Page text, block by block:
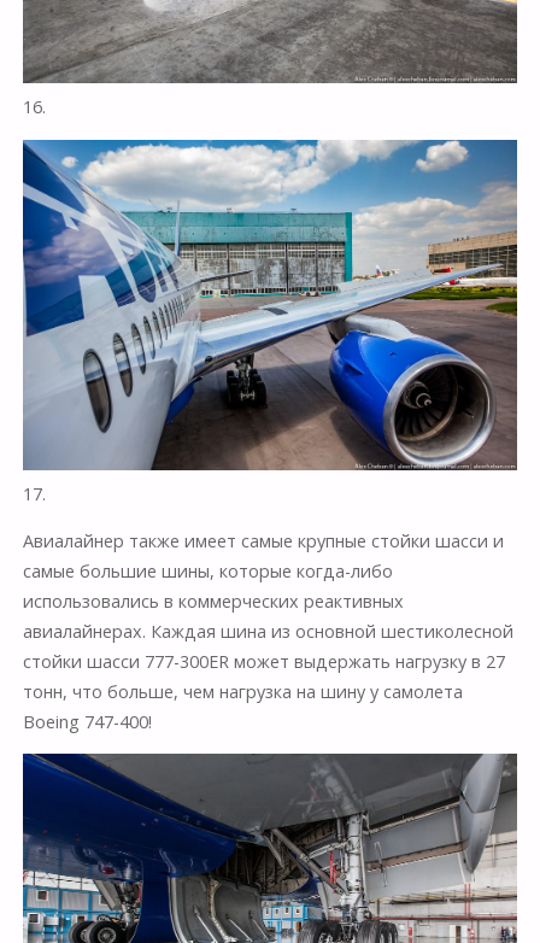
16.
17.
Авиалайнер также имеет самые крупные стойки шасси и
самые большие шины, которые когда-либо
использовались в коммерческих реактивных
авиалайнерах. Каждая шина из основной шестиколесной
стойки шасси 777-300ER может выдержать нагрузку в 27
тонн, что больше, чем нагрузка на шину у самолета
Boeing 747-400!